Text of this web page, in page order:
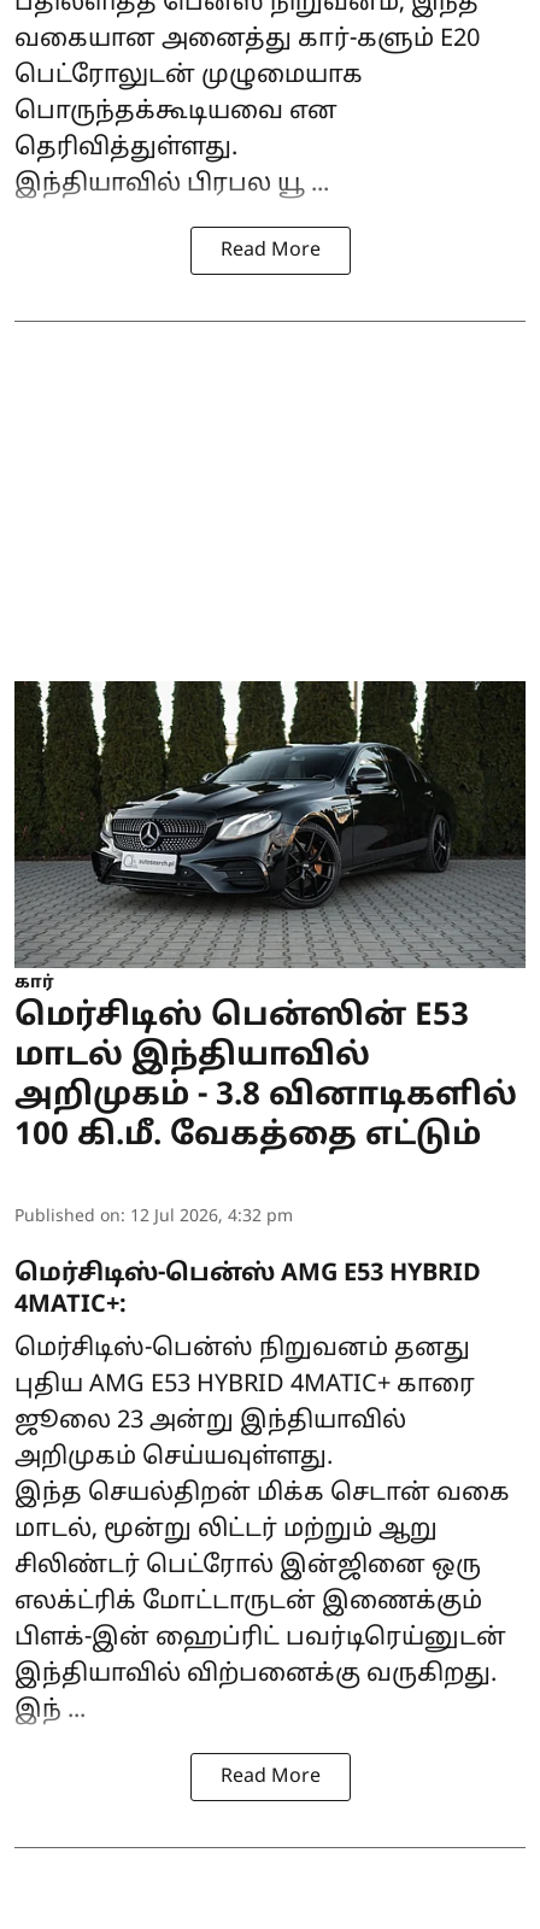
வகையான அனைத்து கார்-களும் E20
பெட்ரோலுடன் முழுமையாக
பொருந்தக்கூடியவை என
தெரிவித்துள்ளது.
இந்தியாவில் பிரபல யூ ...
Read More
கார்
மெர்சிடிஸ் பென்ஸின் E53
மாடல் இந்தியாவில்
அறிமுகம் - 3.8 வினாடிகளில்
100 கி.மீ. வேகத்தை எட்டும்
Published on: 12 Jul 2026, 4:32 pm
மெர்சிடிஸ்-பென்ஸ் AMG E53 HYBRID
4MATIC+:
மெர்சிடிஸ்-பென்ஸ் நிறுவனம் தனது
புதிய AMG E53 HYBRID 4MATIC+ காரை
ஜூலை 23 அன்று இந்தியாவில்
அறிமுகம் செய்யவுள்ளது.
இந்த செயல்திறன் மிக்க செடான் வகை
மாடல், மூன்று லிட்டர் மற்றும் ஆறு
சிலிண்டர் பெட்ரோல் இன்ஜினை ஒரு
எலக்ட்ரிக் மோட்டாருடன் இணைக்கும்
பிளக்-இன் ஹைப்ரிட் பவர்டிரெய்னுடன்
இந்தியாவில் விற்பனைக்கு வருகிறது.
இந் ...
Read More